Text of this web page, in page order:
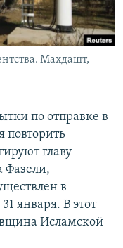
Махдашт,
по отправке в
повторить
главу
Фазели,
в
января. В этот
Исламской